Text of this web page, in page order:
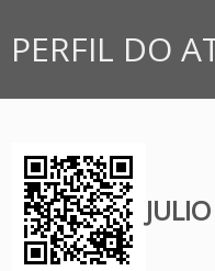
PERFIL DO